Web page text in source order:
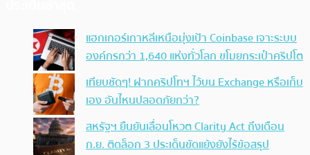
แฮกเกอร์เกาหลีเหนือมุ่งเป้า Coinbase เจาะระบบ
องค์กรกว่า 1,640 แห่งทั่วโลก ขโมยกระเป๋าคริปโต
เทียบชัดๆ! ฝากคริปโทฯ ไว้บน Exchange หรือเก็บ
เอง อันไหนปลอดภัยกว่า?
สหรัฐฯ ยืนยันเลื่อนโหวต Clarity Act ถึงเดือน
ก.ย. ติดล็อก 3 ประเด็นขัดแย้งยังไร้ข้อสรุป